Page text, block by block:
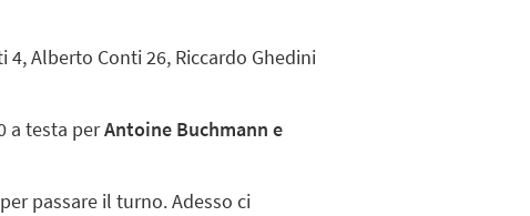
Alberto Conti 26, Riccardo Ghedini
a testa perAntoine Buchmann e
passare il turno. Adesso ci